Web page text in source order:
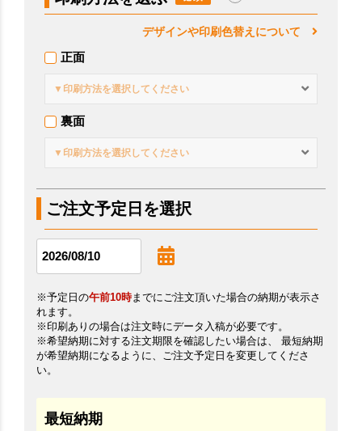
デザインや印刷色替えについて
正面
▼印刷方法を選択してください
裏面
▼印刷方法を選択してください
ご注文予定日を選択
※予定日の午前10時までにご注文頂いた場合の納期が表示さ
れます。
※印刷ありの場合は注文時にデータ入稿が必要です。
※希望納期に対する注文期限を確認したい場合は、 最短納期
が希望納期になるように、ご注文予定日を変更してくださ
い。
最短納期